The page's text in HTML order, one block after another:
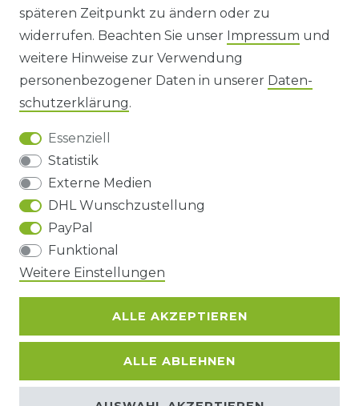
IMPRESSUM
AGB UND KUNDENINFORMATIONEN
DATENSCHUTZERKLÄRUNG
BARRIEREFREIHEIT
Impressum Daten­schutz­erklärung
Barrierefreiheitserklärung
VERTRAG WIDERRUFEN Kontakt
späteren Zeitpunkt zu ändern oder zu
widerrufen. Beachten Sie unser Impressum und
weitere Hinweise zur Verwendung
personenbezogener Daten in unserer Daten­
schutz­erklärung.
Essenziell
Statistik
Externe Medien
DHL Wunschzustellung
PayPal
Funktional
Weitere Einstellungen
ALLE AKZEPTIEREN
ALLE ABLEHNEN